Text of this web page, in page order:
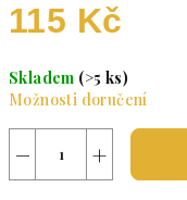
115 Kč
Skladem (>5 ks)
Možnosti doručení
+
−